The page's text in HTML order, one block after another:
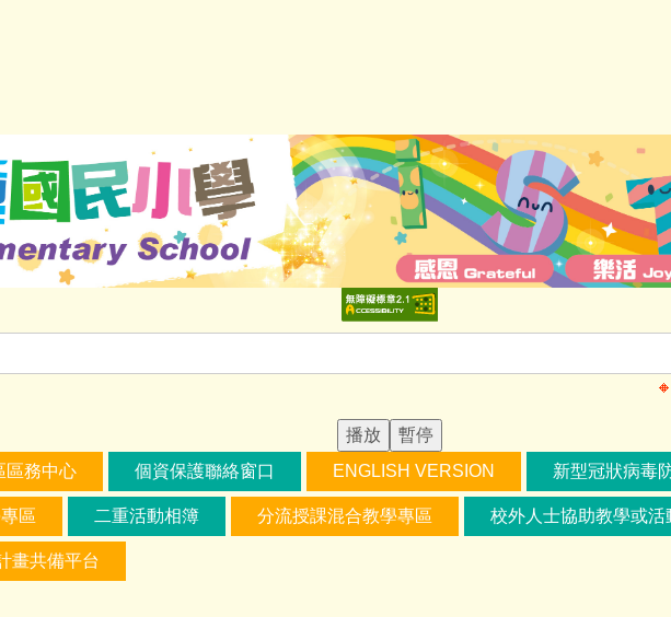
播放
暫停
區務中心 個資保護聯絡窗口 ENGLISH VERSION 新型冠狀病毒
區 二重活動相簿 分流授課混合教學專區 校外人士協助教學或活
畫共備平台